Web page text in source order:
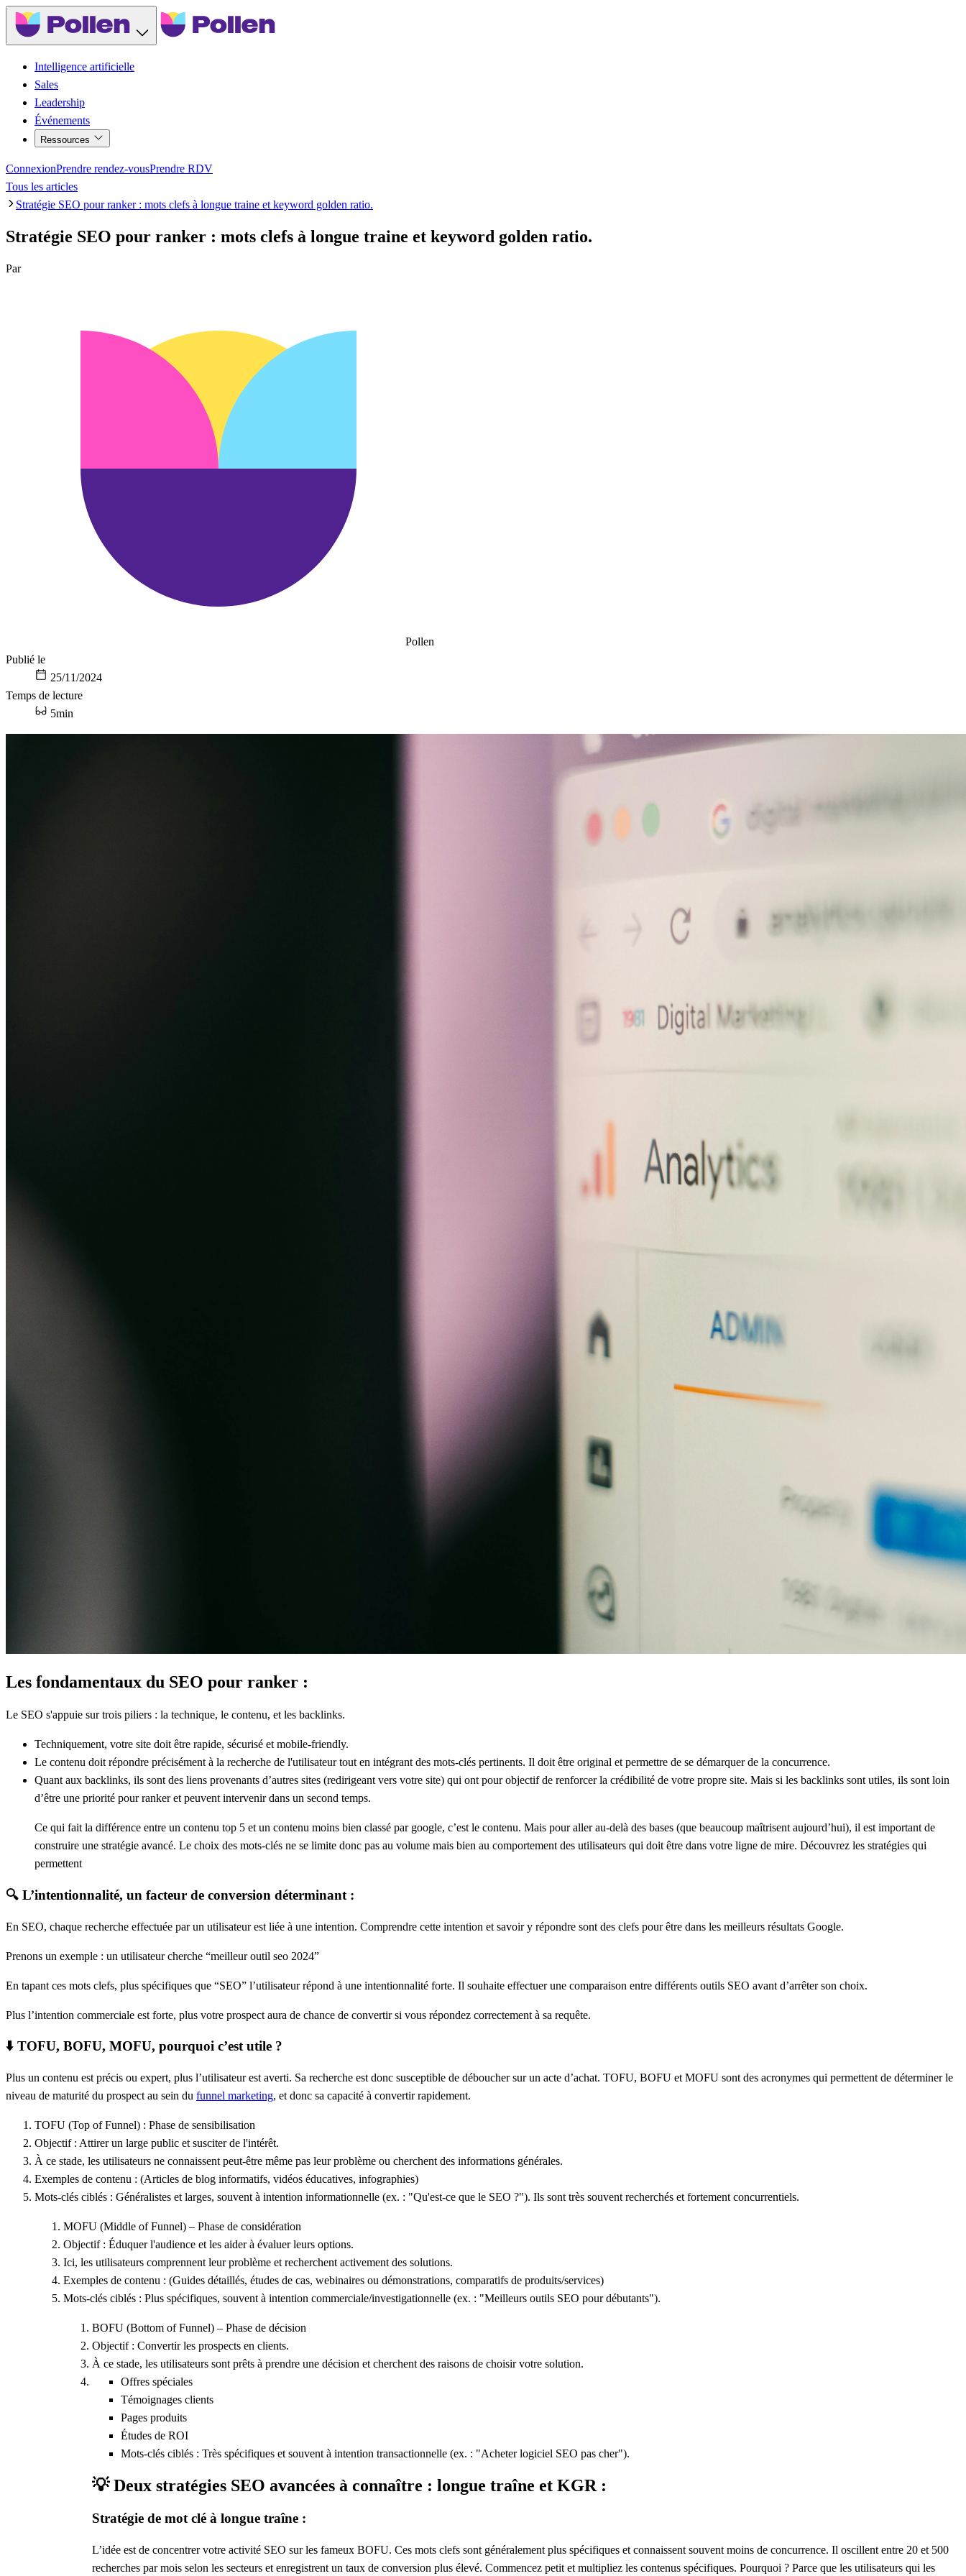
Intelligence artificielle
Sales
Leadership
Événements
Ressources
ConnexionPrendre rendez-vousPrendre RDV
Tous les articles
Stratégie SEO pour ranker : mots clefs à longue traine et keyword golden ratio.
Stratégie SEO pour ranker : mots clefs à longue traine et keyword golden ratio.
Par
Pollen
Publié le
25/11/2024
Temps de lecture
5min
Les fondamentaux du SEO pour ranker :
Le SEO s'appuie sur trois piliers : la technique, le contenu, et les backlinks.
Techniquement, votre site doit être rapide, sécurisé et mobile-friendly.
Le contenu doit répondre précisément à la recherche de l'utilisateur tout en intégrant des mots-clés pertinents. Il doit être original et permettre de se démarquer de la concurrence.
Quant aux backlinks, ils sont des liens provenants d’autres sites (redirigeant vers votre site) qui ont pour objectif de renforcer la crédibilité de votre propre site. Mais si les backlinks sont utiles, ils sont loin
d’être une priorité pour ranker et peuvent intervenir dans un second temps.
Ce qui fait la différence entre un contenu top 5 et un contenu moins bien classé par google, c’est le contenu. Mais pour aller au-delà des bases (que beaucoup maîtrisent aujourd’hui), il est important de
construire une stratégie avancé. Le choix des mots-clés ne se limite donc pas au volume mais bien au comportement des utilisateurs qui doit être dans votre ligne de mire. Découvrez les stratégies qui
permettent
🔍 L’intentionnalité, un facteur de conversion déterminant :
En SEO, chaque recherche effectuée par un utilisateur est liée à une intention. Comprendre cette intention et savoir y répondre sont des clefs pour être dans les meilleurs résultats Google.
Prenons un exemple : un utilisateur cherche “meilleur outil seo 2024”
En tapant ces mots clefs, plus spécifiques que “SEO” l’utilisateur répond à une intentionnalité forte. Il souhaite effectuer une comparaison entre différents outils SEO avant d’arrêter son choix.
Plus l’intention commerciale est forte, plus votre prospect aura de chance de convertir si vous répondez correctement à sa requête.
⬇️ TOFU, BOFU, MOFU, pourquoi c’est utile ?
Plus un contenu est précis ou expert, plus l’utilisateur est averti. Sa recherche est donc susceptible de déboucher sur un acte d’achat. TOFU, BOFU et MOFU sont des acronymes qui permettent de déterminer le
niveau de maturité du prospect au sein du funnel marketing, et donc sa capacité à convertir rapidement.
TOFU (Top of Funnel) : Phase de sensibilisation
Objectif : Attirer un large public et susciter de l'intérêt.
À ce stade, les utilisateurs ne connaissent peut-être même pas leur problème ou cherchent des informations générales.
Exemples de contenu : (Articles de blog informatifs, vidéos éducatives, infographies)
Mots-clés ciblés : Généralistes et larges, souvent à intention informationnelle (ex. : "Qu'est-ce que le SEO ?"). Ils sont très souvent recherchés et fortement concurrentiels.
MOFU (Middle of Funnel) – Phase de considération
Objectif : Éduquer l'audience et les aider à évaluer leurs options.
Ici, les utilisateurs comprennent leur problème et recherchent activement des solutions.
Exemples de contenu : (Guides détaillés, études de cas, webinaires ou démonstrations, comparatifs de produits/services)
Mots-clés ciblés : Plus spécifiques, souvent à intention commerciale/investigationnelle (ex. : "Meilleurs outils SEO pour débutants").
BOFU (Bottom of Funnel) – Phase de décision
Objectif : Convertir les prospects en clients.
À ce stade, les utilisateurs sont prêts à prendre une décision et cherchent des raisons de choisir votre solution.
Offres spéciales
Témoignages clients
Pages produits
Études de ROI
Mots-clés ciblés : Très spécifiques et souvent à intention transactionnelle (ex. : "Acheter logiciel SEO pas cher").
💡 Deux stratégies SEO avancées à connaître : longue traîne et KGR :
Stratégie de mot clé à longue traîne :
L’idée est de concentrer votre activité SEO sur les fameux BOFU. Ces mots clefs sont généralement plus spécifiques et connaissent souvent moins de concurrence. Il oscillent entre 20 et 500
recherches par mois selon les secteurs et enregistrent un taux de conversion plus élevé. Commencez petit et multipliez les contenus spécifiques. Pourquoi ? Parce que les utilisateurs qui les